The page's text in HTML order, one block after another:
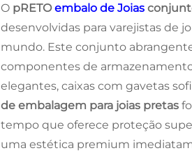
O pRETOembalo de Joias
desenvolvidas para varejistas de
mundo. Este conjunto
componentes de
elegantes, caixas com gavetas
de embalagem para joias pretas
tempo que oferece proteção
uma estética premium